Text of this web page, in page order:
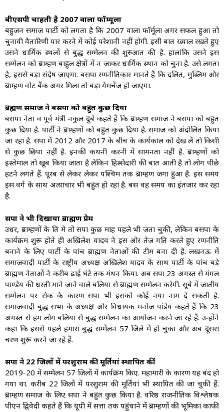
बीएसपी चाहती है 2007 वाला फॉर्म्यूला
बहुजन समाज पार्टी को लगता है कि 2007 वाला फॉर्मूला अगर सफल हुआ तो
चुनावी वैतारिणी पार करने में कोई परेशानी नहीं होगी. इसी बात ख्याल रखते हुए
उसने धार्मिक स्थलों से प्रबुद्ध सम्मेलन की शुरुआत की है. हालांकि उसने इस
सम्मेलन को ब्राम्हण बाहुल क्षेत्रों में न जाकर धार्मिक स्थान को चुना है. उसे लगता
है, इससे बड़ा संदेष जाएगा. बसपा रणनीतिकार मानते हैं कि दलित, मुस्लिम और
ब्राम्हण वोट बैंक अगर मिला तो बड़ा गेमचेंज हो जाएगा.
ब्रह्मण समाज ने बसपा को बहुत कुछ दिया
बसपा नेता व पूर्व मंत्री नकुल दुबे कहते हैं कि ब्राम्हण समाज ने बसपा को बहुत
कुछ दिया है. पार्टी ने ब्राम्हणों को बहुत कुछ दिया है. समाज को अंदोलित किया
जा रहा है. सपा में 2012 और 2017 के बीच के कार्यकाल को देख लें तो किसी
से कुछ छिपा नहीं है. इनकी कथनी करनी में सामनता नहीं है. ब्राम्हणों को
इस्तेमाल तो खूब किया जाता है लेकिन हिस्सेदारी की बात आती है तो लोग पीछे
हटने लगते हैं. पूरब से लेकर लेकर पश्चिम तक ब्राम्हण जगा हुआ है. इस समय
इस वर्ग के साथ अत्याचार भी बहुत हो रहा है. बस वह समय का इंतजार कर रहा
है.
सपा ने भी दिखाया ब्राह्मण प्रेम
उधर, ब्राम्हणों के प्रति प्रेम तो सपा कुछ माह पहले भी जता चुकी, लेकिन बसपा के
कार्यक्रम शुरू होते ही अखिलेश यादव ने इस ओर तेज गति करते हुए रणनीति
बनाने के लिए पार्टी के पांच ब्राह्मण नेताओं की टीम बना दी है. लखनऊ में
समाजवादी पार्टी के राष्ट्रीय अध्यक्ष अखिलेश यादव के साथ पार्टी के पांच बड़े
ब्राह्मण नेताओं ने करीब ढाई घंटे तक मंथन किया. अब सपा 23 अगस्त से मंगल
पाण्डेय की धरती माने जाने वाले बलिया से ब्राह्मण सम्मेलन करेगी. सूबे में जातीय
सम्मेलन पर रोक के कारण सपा भी इसको कोई नया नाम दे सकती है.
समाजवादी प्रबुद्ध सभा के अध्यक्ष और विधायक मनोज पांडेय कहते हैं कि 23
अगस्त से हम लोग बलिया से प्रबुद्ध सम्मेलन का आयोजन करने जा रहे हैं. उन्होंने
कहा कि इससे पहले हमारा प्रबुद्ध सम्मेंलन 57 जिले में हो चुका और अब दूसरा
चरण शुरू करने जा रहे हैं.
सपा ने 22 जिलों में परशुराम की मूर्तियां स्थापित कीं
2019-20 में सम्मेलन 57 जिलों में कार्यक्रम किए. महामारी के कारण यह बंद हो
गया था. करीब 22 जिलों में परशुराम की मूर्तियां भी स्थापित की जा चुकी हैं.
ब्राम्हण समाज के लिए सपा ने बहुत कुछ किया है. वरिष्ठ राजनीतिक विश्लेषक
पीएन द्विवेदी कहते हैं कि यूपी में सत्ता तक पहुंचाने में ब्राम्हणों की भूमिका काफी